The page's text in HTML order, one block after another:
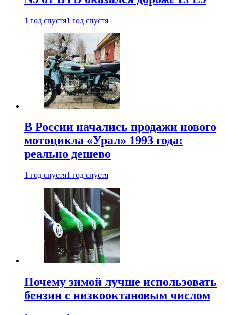
1 год спустя1 год спустя
В России начались продажи нового
мотоцикла «Урал» 1993 года:
реально дешево
1 год спустя1 год спустя
Почему зимой лучше использовать
бензин с низкооктановым числом